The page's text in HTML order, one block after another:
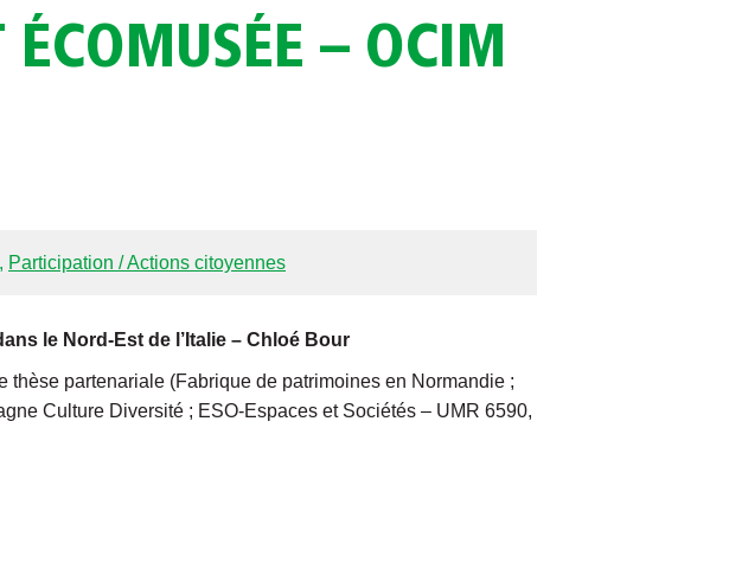
ÉCOMUSÉE – OCIM
, Participation / Actions citoyennes
le Nord-Est de l’Italie – Chloé Bour
thèse partenariale (Fabrique de patrimoines en Normandie ;
Culture Diversité ; ESO-Espaces et Sociétés – UMR 6590,